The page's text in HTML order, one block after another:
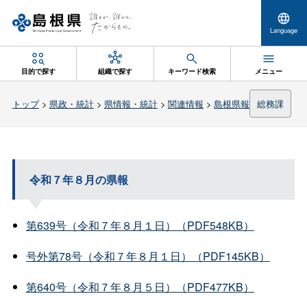
Language
目的で探す 組織で探す キーワード検索 メニュー
トップ> 県政・統計> 県情報・統計> 関連情報 > 島根県報 総務課
令和７年８月の県報
第639号（令和７年８月１日）（PDF548KB）
号外第78号（令和７年８月１日）（PDF145KB）
第640号（令和７年８月５日）（PDF477KB）